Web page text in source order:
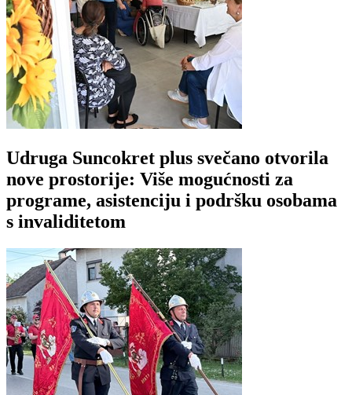
Udruga Suncokret plus svečano otvorila
nove prostorije: Više mogućnosti za
programe, asistenciju i podršku osobama
s invaliditetom